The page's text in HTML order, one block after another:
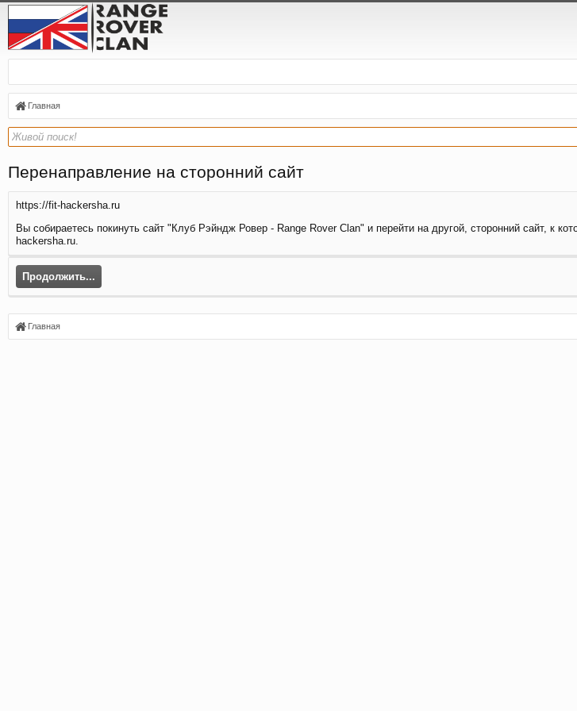
Главная
Перенаправление на сторонний сайт
https://fit-hackersha.ru
Вы собираетесь покинуть сайт "Клуб Рэйндж Ровер - Range Rover Clan" и перейти на другой, сторонний сайт, к
hackersha.ru.
Продолжить...
Главная